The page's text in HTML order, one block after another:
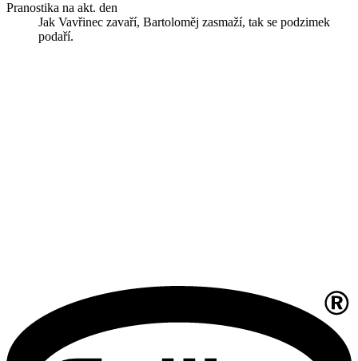
Pranostika na akt. den
Jak Vavřinec zavaří, Bartoloměj zasmaží, tak se podzimek
podaří.